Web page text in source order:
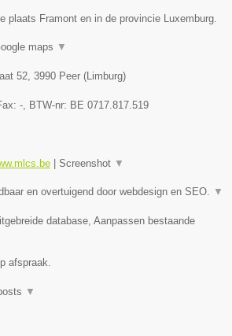
plaats Framont en in de provincie Luxemburg.
maps ▼
52, 3990 Peer (Limburg)
-, BTW-nr: BE 0717.817.519
Screenshot ▼
en overtuigend door webdesign en SEO. ▼
database, Aanpassen bestaande
afspraak.
▼